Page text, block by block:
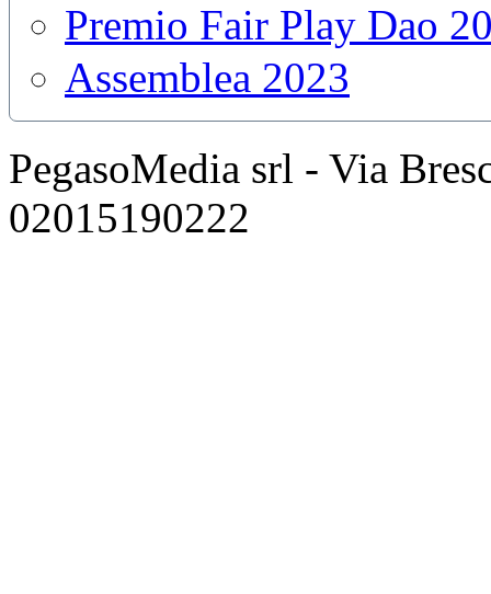
Premio Fair Play Dao
Assemblea 2023
PegasoMedia srl - Via
02015190222